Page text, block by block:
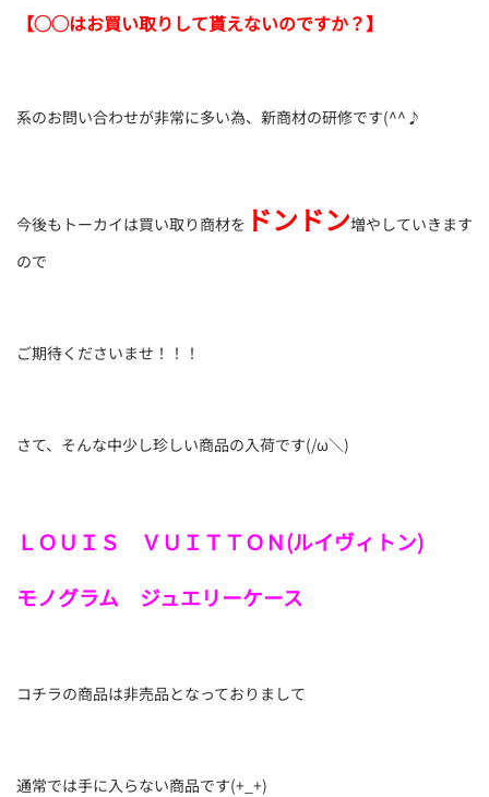
【◯◯はお買い取りして貰えないのですか？】
系のお問い合わせが非常に多い為、新商材の研修です(^^♪
今後もトーカイは買い取り商材を ドンドン増やしていきます
ので
ご期待くださいませ！！！
さて、そんな中少し珍しい商品の入荷です(/ω＼)
ＬＯＵＩＳ ＶＵＩＴＴＯＮ(ルイヴィトン)
モノグラム ジュエリーケース
コチラの商品は非売品となっておりまして
通常では手に入らない商品です(+_+)